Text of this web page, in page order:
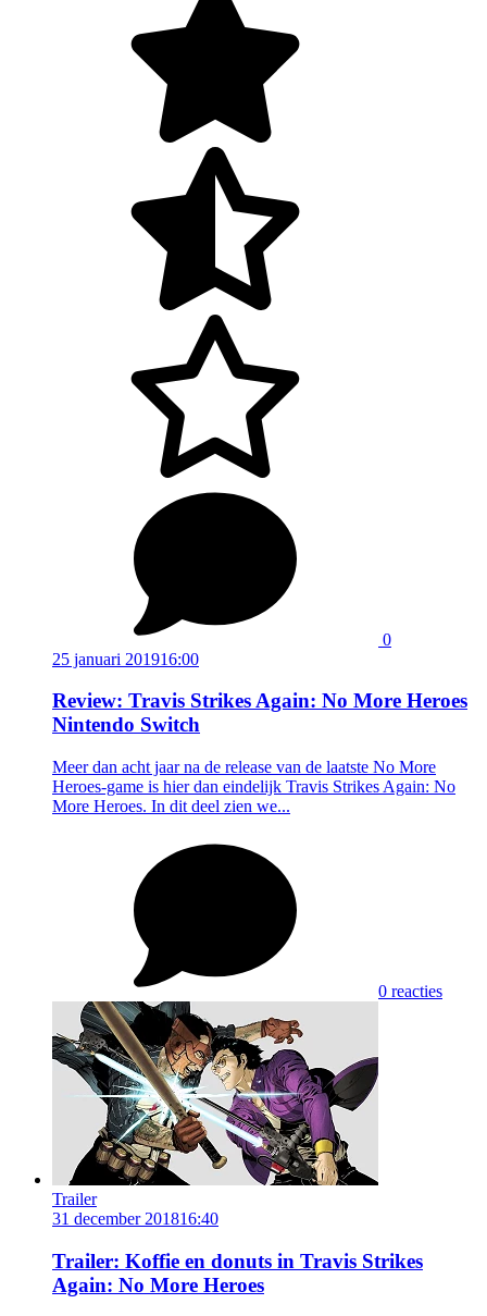
0
25 januari 201916:00
Review: Travis Strikes Again: No More Heroes
Nintendo Switch
Meer dan acht jaar na de release van de laatste No More
Heroes-game is hier dan eindelijk Travis Strikes Again: No
More Heroes. In dit deel zien we...
0 reacties
Trailer
31 december 201816:40
Trailer: Koffie en donuts in Travis Strikes
Again: No More Heroes